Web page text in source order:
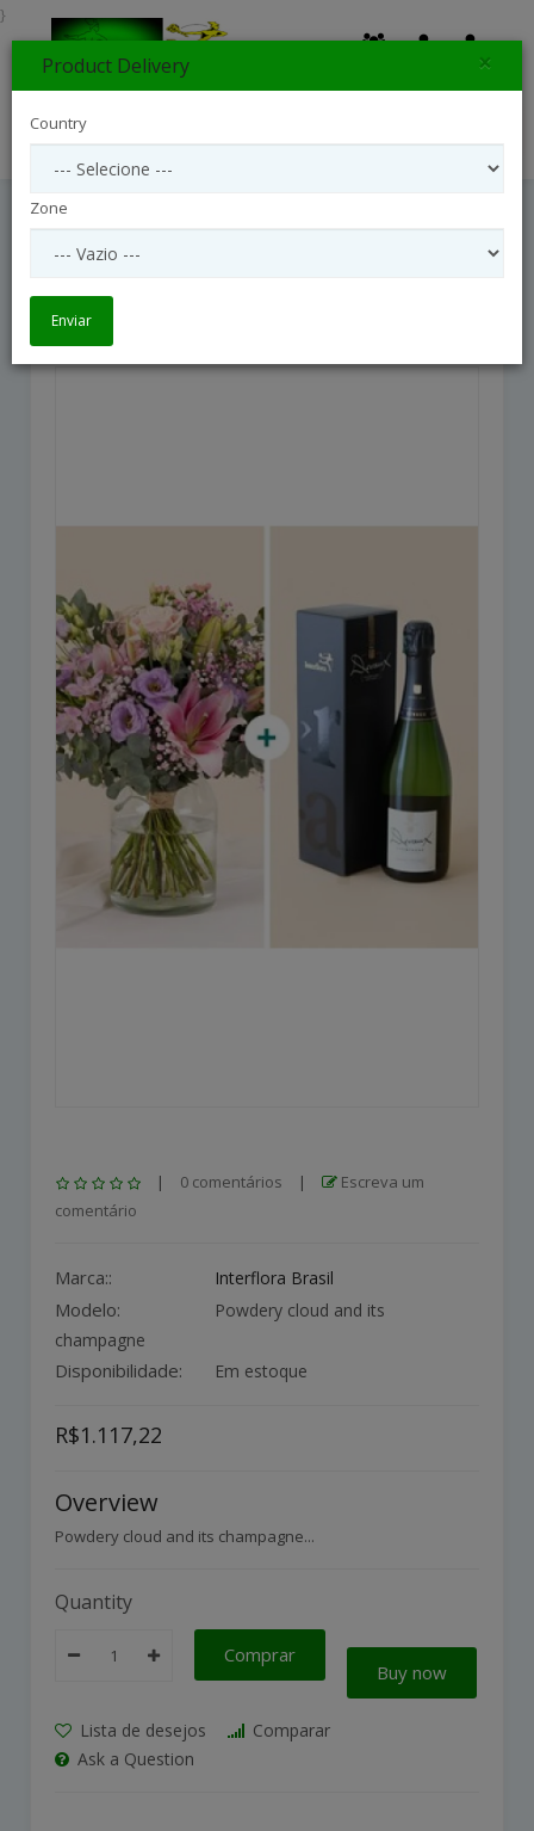
Powdery Cloud And Its Champagne
| 0 comentários |
Escreva um
comentário
Marca:: Interflora Brasil
Modelo:
Powdery cloud and its
champagne
Disponibilidade: Em estoque
R$1.117,22
Overview
Powdery cloud and its champagne...
Quantity
Comprar
Buy now
Lista de desejos
Comparar
Ask a Question
}
Product Delivery ×
Country
Zone
Enviar